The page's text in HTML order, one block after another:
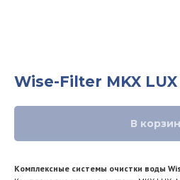
Wise-Filter MKX LUX
В
Комплексные системы очистки воды